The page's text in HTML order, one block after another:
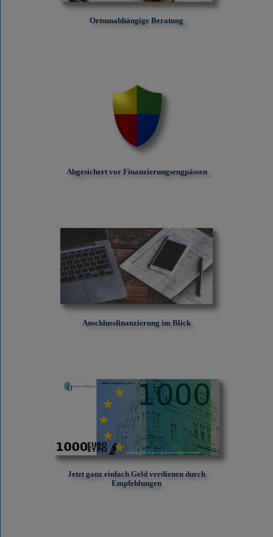
Ortsunabhängige Beratung
Abgesichert vor Finanzierungs­engpässen
Anschlussfinanzierung im Blick
Jetzt ganz einfach Geld verdienen durch
Empfehlungen